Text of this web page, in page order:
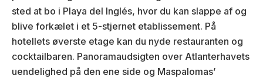
sted at bo i Playa del Inglés, hvor du kan slappe af og
blive forkælet i et 5-stjernet etablissement. På
hotellets øverste etage kan du nyde restauranten og
cocktailbaren. Panoramaudsigten over Atlanterhavets
uendelighed på den ene side og Maspalomas’